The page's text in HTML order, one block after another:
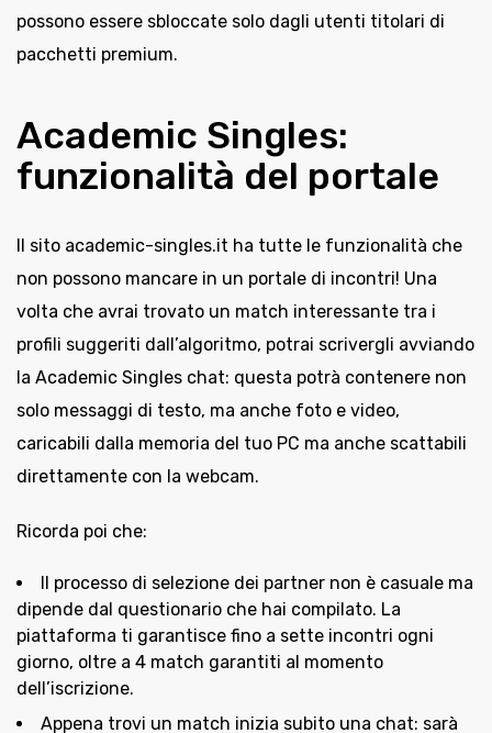
possono essere sbloccate solo dagli utenti titolari di
pacchetti premium.
Academic Singles:
funzionalità del portale
Il sito academic-singles.it ha tutte le funzionalità che
non possono mancare in un portale di incontri! Una
volta che avrai trovato un match interessante tra i
profili suggeriti dall’algoritmo, potrai scrivergli avviando
la Academic Singles chat: questa potrà contenere non
solo messaggi di testo, ma anche foto e video,
caricabili dalla memoria del tuo PC ma anche scattabili
direttamente con la webcam.
Ricorda poi che:
Il processo di selezione dei partner non è casuale ma
dipende dal questionario che hai compilato. La
piattaforma ti garantisce fino a sette incontri ogni
giorno, oltre a 4 match garantiti al momento
dell’iscrizione.
Appena trovi un match inizia subito una chat: sarà